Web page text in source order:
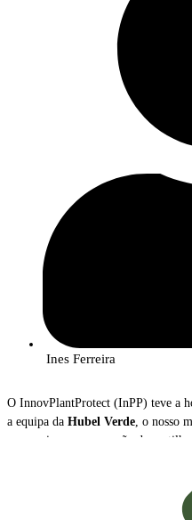
Ines Ferreira
O InnovPlantProtect (InPP) teve a
a equipa da Hubel Verde, o nosso
proporcionou uma sessão de partilha
,